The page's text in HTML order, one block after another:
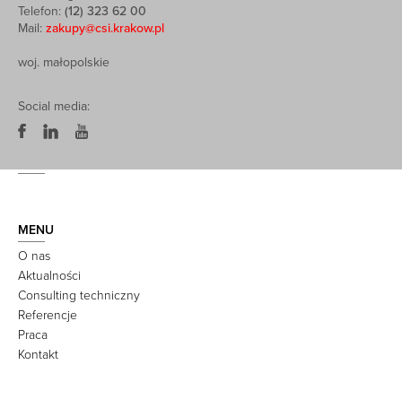
Telefon: (12) 323 62 00
Mail: zakupy@csi.krakow.pl
woj. małopolskie
Social media:
MENU
O nas
Aktualności
Consulting techniczny
Referencje
Praca
Kontakt